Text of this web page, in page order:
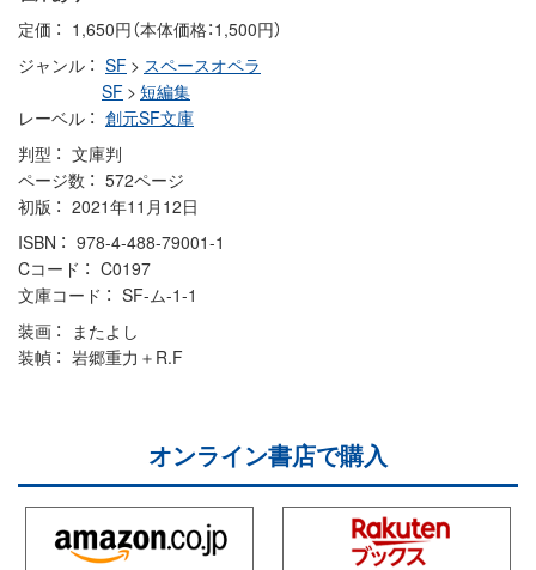
定価
1,650円（本体価格：1,500円）
ジャンル
SF > スペースオペラ
SF > 短編集
レーベル
創元SF文庫
判型
文庫判
ページ数
572ページ
初版
2021年11月12日
ISBN
978-4-488-79001-1
Cコード
C0197
文庫コード
SF-ム-1-1
装画
またよし
装幀
岩郷重力＋R.F
オンライン書店で購入